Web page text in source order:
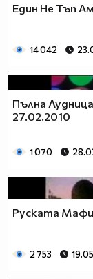
Един Не Тъп
14 042
Пълна
27.02.2010
1 070
Руската
2 753